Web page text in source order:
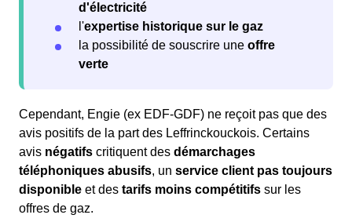
d'électricité
l'expertise historique sur le gaz
la possibilité de souscrire une offre
verte
Cependant, Engie (ex EDF-GDF) ne reçoit pas que des
avis positifs de la part des Leffrinckouckois. Certains
avis négatifs critiquent des démarchages
téléphoniques abusifs, un service client pas toujours
disponible et des tarifs moins compétitifs sur les
offres de gaz.